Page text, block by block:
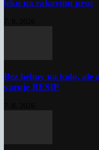
léku na rakovinu prsu
Bez helmy na kolo, ale
varuje BESIP